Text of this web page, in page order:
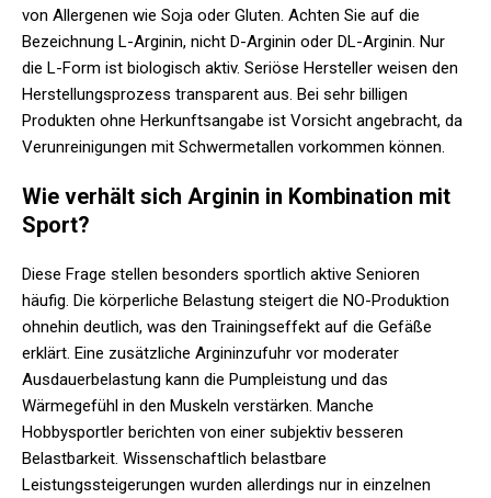
von Allergenen wie Soja oder Gluten. Achten Sie auf die
Bezeichnung L-Arginin, nicht D-Arginin oder DL-Arginin. Nur
die L-Form ist biologisch aktiv. Seriöse Hersteller weisen den
Herstellungsprozess transparent aus. Bei sehr billigen
Produkten ohne Herkunftsangabe ist Vorsicht angebracht, da
Verunreinigungen mit Schwermetallen vorkommen können.
Wie verhält sich Arginin in Kombination mit
Sport?
Diese Frage stellen besonders sportlich aktive Senioren
häufig. Die körperliche Belastung steigert die NO-Produktion
ohnehin deutlich, was den Trainingseffekt auf die Gefäße
erklärt. Eine zusätzliche Argininzufuhr vor moderater
Ausdauerbelastung kann die Pumpleistung und das
Wärmegefühl in den Muskeln verstärken. Manche
Hobbysportler berichten von einer subjektiv besseren
Belastbarkeit. Wissenschaftlich belastbare
Leistungssteigerungen wurden allerdings nur in einzelnen